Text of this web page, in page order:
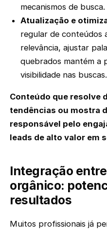
mecanismos de busca.
Atualização e
regular de conteúdos
relevância, ajustar
quebrados mantém a
visibilidade nas buscas.
Conteúdo que resolve
tendências ou mostra
responsável pelo
leads de alto valor em
Integração
orgânico:
resultados
Muitos profissionais já